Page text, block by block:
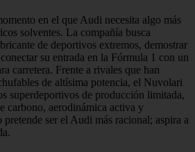
en el que Audi necesita algo más
solventes. La compañía busca
de deportivos extremos, demostrar
su entrada en la Fórmula 1 con un
carretera. Frente a rivales que han
de altísima potencia, el Nuvolari
superdeportivos de producción limitada,
carbono, aerodinámica activa y
ser el Audi más racional; aspira a